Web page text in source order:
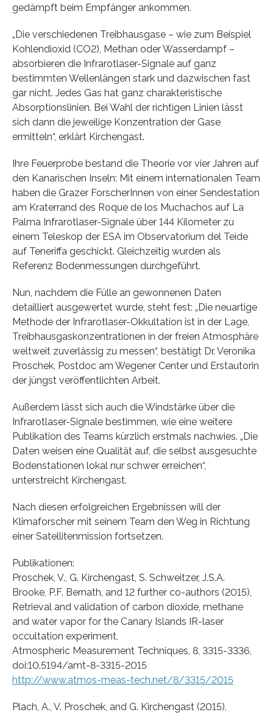
gedämpft beim Empfänger ankommen.
„Die verschiedenen Treibhausgase – wie zum Beispiel
Kohlendioxid (CO2), Methan oder Wasserdampf –
absorbieren die Infrarotlaser-Signale auf ganz
bestimmten Wellenlängen stark und dazwischen fast
gar nicht. Jedes Gas hat ganz charakteristische
Absorptionslinien. Bei Wahl der richtigen Linien lässt
sich dann die jeweilige Konzentration der Gase
ermitteln“, erklärt Kirchengast.
Ihre Feuerprobe bestand die Theorie vor vier Jahren auf
den Kanarischen Inseln: Mit einem internationalen Team
haben die Grazer ForscherInnen von einer Sendestation
am Kraterrand des Roque de los Muchachos auf La
Palma Infrarotlaser-Signale über 144 Kilometer zu
einem Teleskop der ESA im Observatorium del Teide
auf Teneriffa geschickt. Gleichzeitig wurden als
Referenz Bodenmessungen durchgeführt.
Nun, nachdem die Fülle an gewonnenen Daten
detailliert ausgewertet wurde, steht fest: „Die neuartige
Methode der Infrarotlaser-Okkultation ist in der Lage,
Treibhausgaskonzentrationen in der freien Atmosphäre
weltweit zuverlässig zu messen“, bestätigt Dr. Veronika
Proschek, Postdoc am Wegener Center und Erstautorin
der jüngst veröffentlichten Arbeit.
Außerdem lässt sich auch die Windstärke über die
Infrarotlaser-Signale bestimmen, wie eine weitere
Publikation des Teams kürzlich erstmals nachwies. „Die
Daten weisen eine Qualität auf, die selbst ausgesuchte
Bodenstationen lokal nur schwer erreichen“,
unterstreicht Kirchengast.
Nach diesen erfolgreichen Ergebnissen will der
Klimaforscher mit seinem Team den Weg in Richtung
einer Satellitenmission fortsetzen.
Publikationen:
Proschek, V., G. Kirchengast, S. Schweitzer, J.S.A.
Brooke, P.F. Bernath, and 12 further co-authors (2015),
Retrieval and validation of carbon dioxide, methane
and water vapor for the Canary Islands IR-laser
occultation experiment,
Atmospheric Measurement Techniques, 8, 3315-3336,
doi:10.5194/amt-8-3315-2015
http://www.atmos-meas-tech.net/8/3315/2015
Plach, A., V. Proschek, and G. Kirchengast (2015),